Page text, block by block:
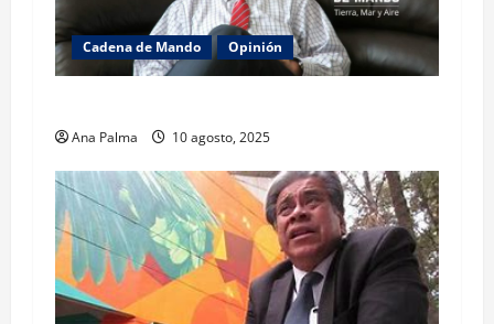
Cadena de Mando Opinión
Ana Palma 10 agosto, 2025